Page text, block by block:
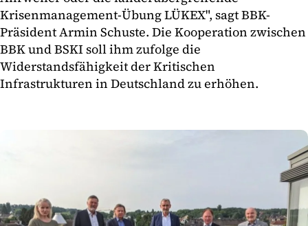
Krisenmanagement-Übung LÜKEX", sagt BBK-
Präsident Armin Schuste. Die Kooperation zwischen
BBK und BSKI soll ihm zufolge die
Widerstandsfähigkeit der Kritischen
Infrastrukturen in Deutschland zu erhöhen.